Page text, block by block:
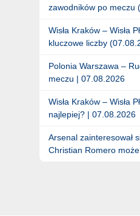
zawodników po meczu
Wisła Kraków – Wisła
kluczowe liczby
Polonia Warszawa –
meczu | 07.08.2026
Wisła Kraków – Wisła
najlepiej? | 07.08.2026
Arsenal zainteresował
Christian Romero